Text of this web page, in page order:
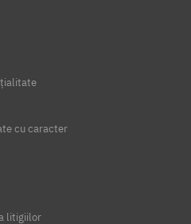
cu caracter
litigiilor